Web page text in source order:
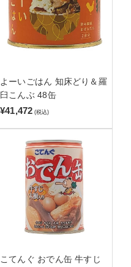
よーいごはん 知床どり＆羅
臼こんぶ 48缶
¥41,472 (税込)
こてんぐ おでん缶 牛すじ